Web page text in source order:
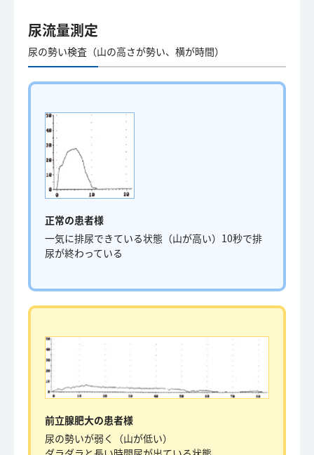
尿流量測定
尿の勢い検査（山の高さが勢い、横が時間）
正常の患者様
一気に排尿できている状態（山が高い）10秒で排
尿が終わっている
前立腺肥大の患者様
尿の勢いが弱く（山が低い）